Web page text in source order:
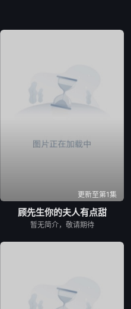
第24集
更新至第1集
顾先生你的夫人有点甜
暂无简介，敬请期待